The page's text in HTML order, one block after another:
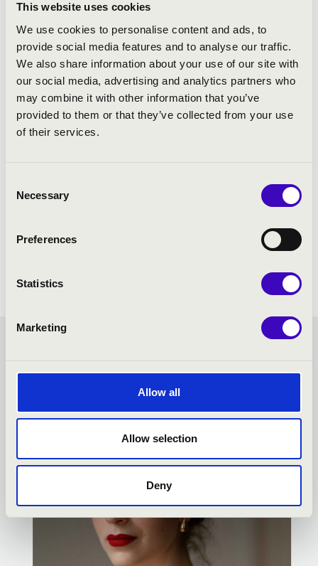
This website uses cookies
We use cookies to personalise content and ads, to
provide social media features and to analyse our traffic.
We also share information about your use of our site with
our social media, advertising and analytics partners who
may combine it with other information that you’ve
provided to them or that they’ve collected from your use
of their services.
Selection
Necessary
Preferences
Statistics
Marketing
Allow all
Allow selection
Deny
TOVÁBBI KONCERTEK